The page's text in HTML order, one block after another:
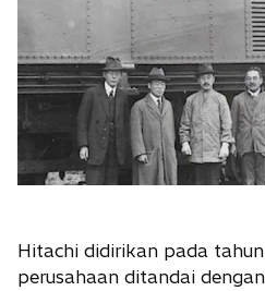
Hitachi didirikan pada
perusahaan ditandai dengan